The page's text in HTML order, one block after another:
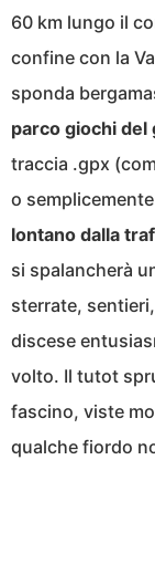
60 km lungo il
confine con la
sponda
parco giochi del
traccia .gpx
o semplicemente
lontano dalla
si spalancherà
sterrate,
discese
volto. Il tutot
fascino, viste
qualche fiordo